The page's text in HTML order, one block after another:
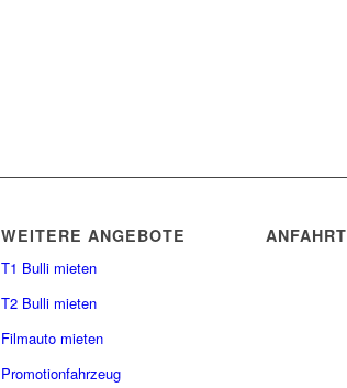
WEITERE ANGEBOTE
T1 Bulli mieten
T2 Bulli mieten
Filmauto mieten
Promotionfahrzeug
ANFAHRT